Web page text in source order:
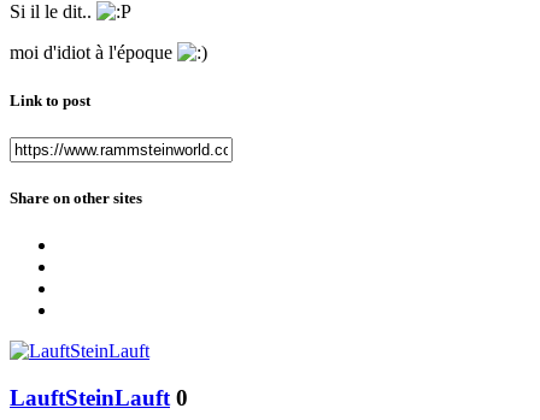
Si il le dit..
moi d'idiot à l'époque
Link to post
Share on other sites
LauftSteinLauft 0